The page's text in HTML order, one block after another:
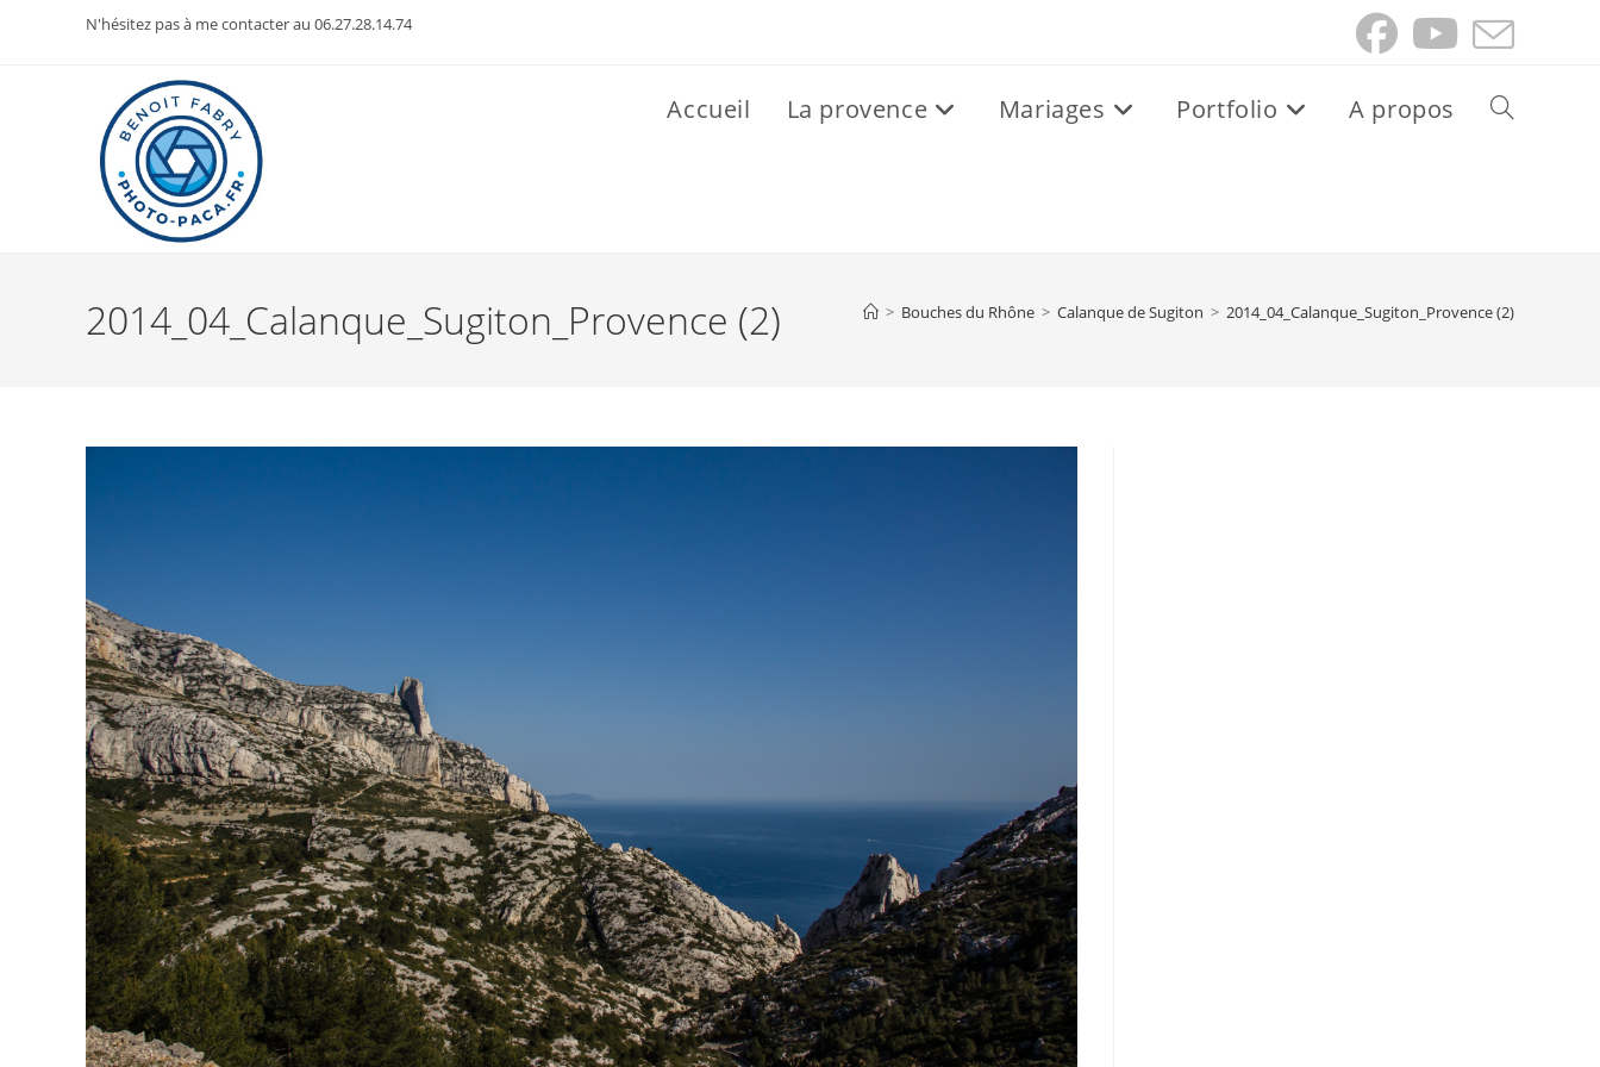
N'hésitez pas à me contacter au 06.27.28.14.74
Accueil La provence Mariages Portfolio A propos Toggle
2014_04_Calanque_Sugiton_Provence (2) > Bouches du Rhône > Calanque de Sugiton > 2014_04_Calanque_Sugiton_Provence (2)